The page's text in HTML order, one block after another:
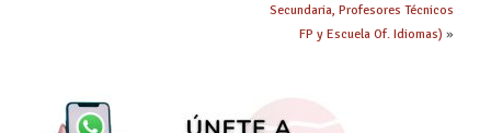
Secundaria, Profesores Técnicos
FP y Escuela Of. Idiomas) »